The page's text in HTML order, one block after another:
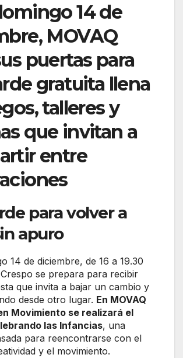
14 de
MOVAQ
puertas para
gratuita llena
talleres y
que invitan a
entre
para volver a
apuro
14 de diciembre, de 16 a 19.30
se prepara para recibir
que invita a bajar un cambio y
desde otro lugar. En MOVAQ
Movimiento se realizará el
las Infancias, una
para reencontrarse con el
y el movimiento.